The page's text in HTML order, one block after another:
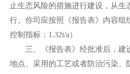
止生态风险的措施进行建设，从生
行。你司应按照《报告表》内容组
控制指标：1.32t/a）
三、《报告表》经批准后，建设
地点、采用的工艺或者防治污染、